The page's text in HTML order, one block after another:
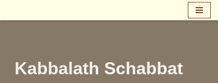
Kabbalath Schabbat